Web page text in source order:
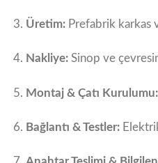
Üretim: Prefabrik karkas
Nakliye: Sinop ve
Montaj & Çatı Kurulumu:
Bağlantı & Testler: